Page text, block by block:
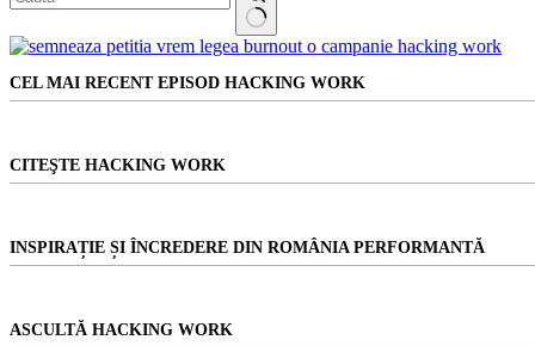
Niciun
CEL MAI RECENT EPISOD HACKING WORK
CITEŞTE HACKING WORK
INSPIRAȚIE ȘI ÎNCREDERE DIN ROMÂNIA PERFORMANTĂ
ASCULTĂ HACKING WORK